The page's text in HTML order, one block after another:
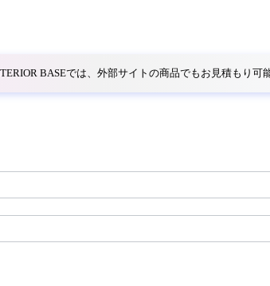
BASEでは、外部サイトの商品でもお見積もり可